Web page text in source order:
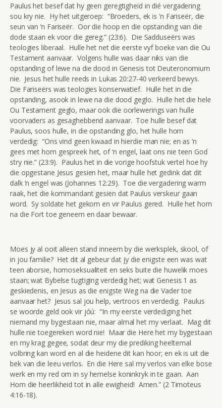
Paulus het besef dat hy geen geregtigheid in dié vergadering
sou kry nie. Hy het uitgeroep: “Broeders, ek is ‘n Fariseër, die
seun van ‘n Fariseër. Oor die hoop en die opstanding van die
dode staan ek voor die gereg.” (23:6). Die Sadduseërs was
teologies liberaal. Hulle het net die eerste vyf boeke van die Ou
Testament aanvaar. Volgens hulle was daar niks van die
opstanding of lewe na die dood in Genesis tot Deuteronomium
nie. Jesus het hulle reeds in Lukas 20:27-40 verkeerd bewys.
Die Fariseërs was teologies konserwatief. Hulle het in die
opstanding, asook in lewe na die dood geglo. Hulle het die hele
Ou Testament geglo, maar ook die oorlewerings van hulle
voorvaders as gesaghebbend aanvaar. Toe hulle besef dat
Paulus, soos hulle, in die opstanding glo, het hulle hom
verdedig: “Ons vind geen kwaad in hierdie man nie; en as ‘n
gees met hom gespreek het, of ‘n engel, laat ons nie teen God
stry nie.” (23:9). Paulus het in die vorige hoofstuk vertel hoe hy
die opgestane Jesus gesien het, maar hulle het gedink dat dit
dalk ‘n engel was (Johannes 12:29). Toe die vergadering warm
raak, het die kommandant gesien dat Paulus verskeur gaan
word. Sy soldate het gekom en vir Paulus gered. Hulle het hom
na die Fort toe geneem en daar bewaar.
Moes jy al ooit alleen stand inneem by die werksplek, skool, of
in jou familie? Het dit al gebeur dat jy die enigste een was wat
teen aborsie, homoseksualiteit en seks buite die huwelik moes
staan; wat Bybelse tugtiging verdedig het; wat Genesis 1 as
geskiedenis, en Jesus as die enigste Weg na die Vader toe
aanvaar het? Jesus sal jou help, vertroos en verdedig. Paulus
se woorde geld ook vir jóú: “In my eerste verdediging het
niemand my bygestaan nie, maar almal het my verlaat. Mag dit
hulle nie toegereken word nie! Maar die Here het my bygestaan
en my krag gegee, sodat deur my die prediking heeltemal
volbring kan word en al die heidene dit kan hoor; en ek is uit die
bek van die leeu verlos. En die Here sal my verlos van elke bose
werk en my red om in sy hemelse koninkryk in te gaan. Aan
Hom die heerlikheid tot in alle ewigheid! Amen.” (2 Timoteus
4:16-18).